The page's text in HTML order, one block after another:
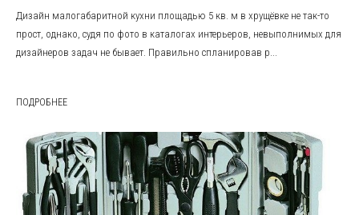
Дизайн малогабаритной кухни площадью 5 кв. м в хрущёвке не так-то
прост, однако, судя по фото в каталогах интерьеров, невыполнимых для
дизайнеров задач не бывает. Правильно спланировав р...
ПОДРОБНЕЕ